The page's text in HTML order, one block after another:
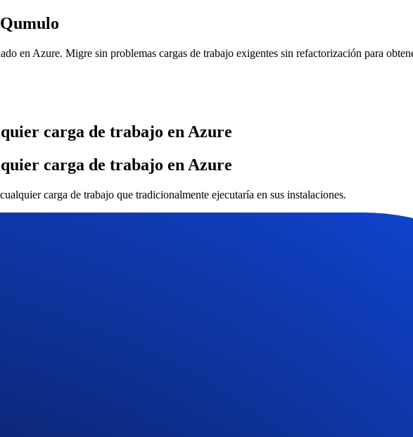
en Azure. Migre sin problemas cargas de trabajo exigentes sin refactorización para
carga de trabajo en Azure
carga de trabajo en Azure
carga de trabajo que tradicionalmente ejecutaría en sus instalaciones.